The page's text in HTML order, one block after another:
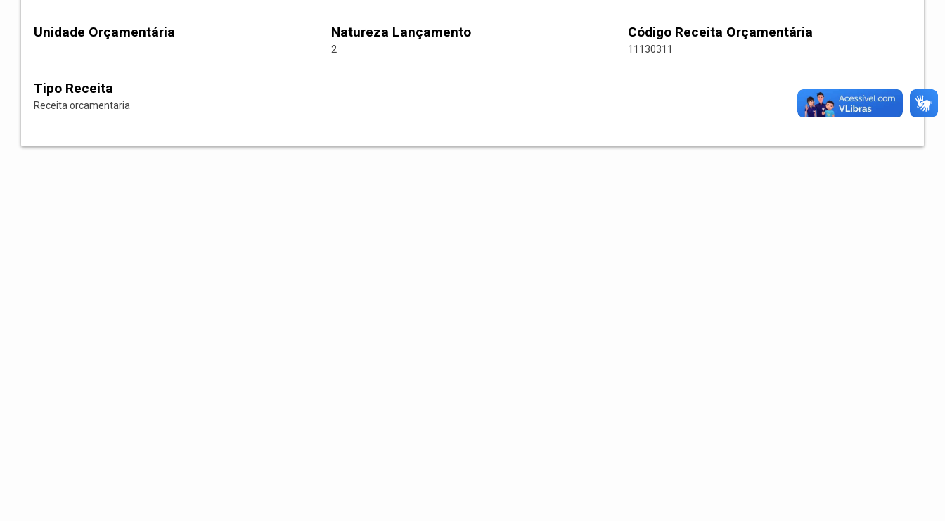
Unidade Orçamentária Natureza Lançamento
2
Código Receita Orçamentária
11130311
Tipo Receita
Receita orcamentaria